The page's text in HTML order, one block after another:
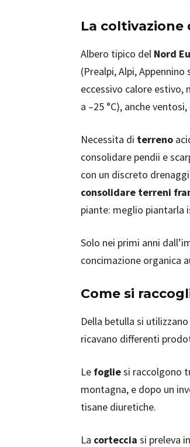
La
Albero tipico del Nord
(Prealpi, Alpi,
eccessivo calore estivo,
a –25 °C), anche
Necessita di terreno
consolidare pendii e
con un discreto
consolidare terreni
piante: meglio piantarla
Solo nei primi anni
concimazione organica
Come si
Della betulla si
ricavano differenti
Le fogliesi raccolgono
montagna, e dopo un
tisane diuretiche.
La corteccia si preleva